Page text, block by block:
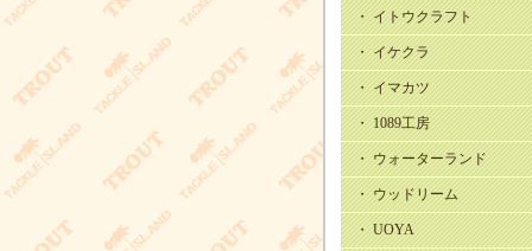
・ イトウクラフト
・ イケクラ
・ イマカツ
・ 1089工房
・ ウォーターランド
・ ウッドリーム
・ UOYA